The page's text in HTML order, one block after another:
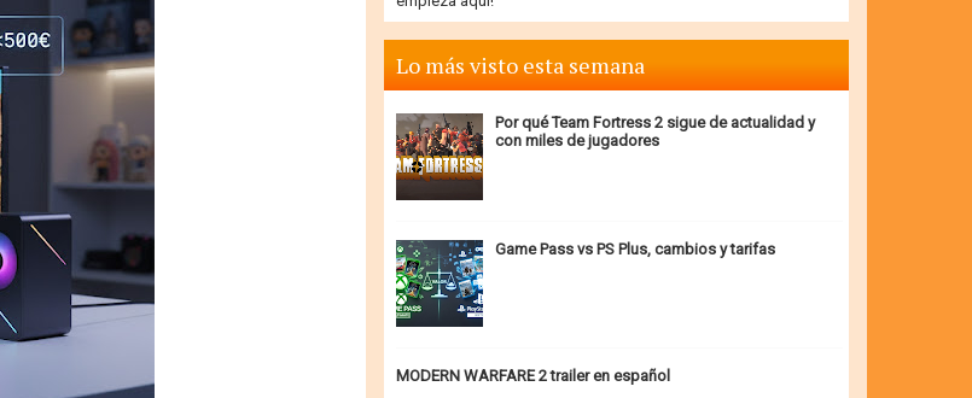
Lo más visto esta semana
Por qué Team Fortress 2 sigue de actualidad y
con miles de jugadores
Game Pass vs PS Plus, cambios y tarifas
MODERN WARFARE 2 trailer en español